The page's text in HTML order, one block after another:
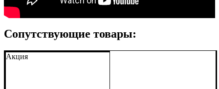
Сопутствующие товары:
Акция